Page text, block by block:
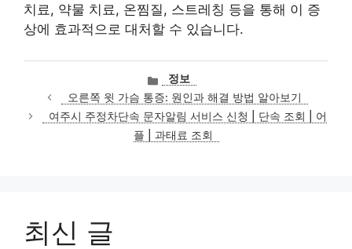
치료, 약물 치료, 온찜질, 스트레칭 등을 통해 이 증
상에 효과적으로 대처할 수 있습니다.
카
테
고
리
정보
오른쪽 윗 가슴 통증: 원인과 해결 방법 알아보기
여주시 주정차단속 문자알림 서비스 신청 | 단속 조회 | 어
플 | 과태료 조회
최신 글